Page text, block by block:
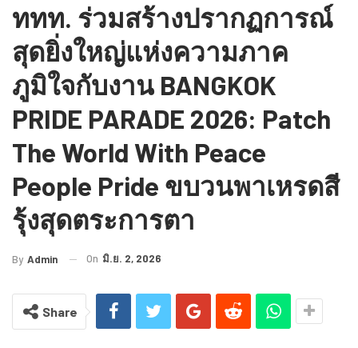
ททท. ร่วมสร้างปรากฏการณ์
สุดยิ่งใหญ่แห่งความภาค
ภูมิใจกับงาน BANGKOK
PRIDE PARADE 2026: Patch
The World With Peace
People Pride ขบวนพาเหรดสี
รุ้งสุดตระการตา
By Admin On มิ.ย. 2, 2026
Share